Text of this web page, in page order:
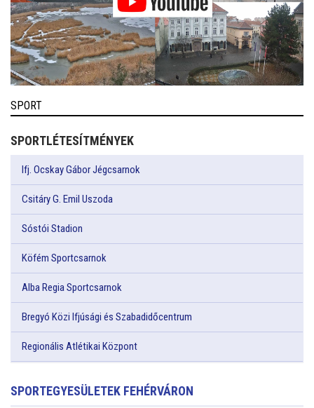
SPORT
SPORTLÉTESÍTMÉNYEK
Ifj. Ocskay Gábor Jégcsarnok
Csitáry G. Emil Uszoda
Sóstói Stadion
Köfém Sportcsarnok
Alba Regia Sportcsarnok
Bregyó Közi Ifjúsági és Szabadidőcentrum
Regionális Atlétikai Központ
SPORTEGYESÜLETEK FEHÉRVÁRON